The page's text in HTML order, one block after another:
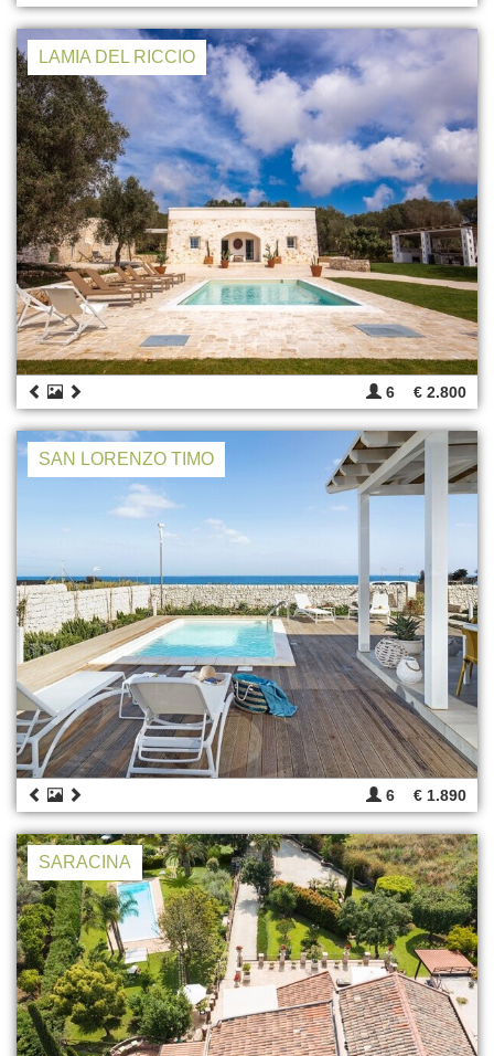
LAMIA DEL RICCIO
6 € 2.800
SAN LORENZO TIMO
6 € 1.890
SARACINA